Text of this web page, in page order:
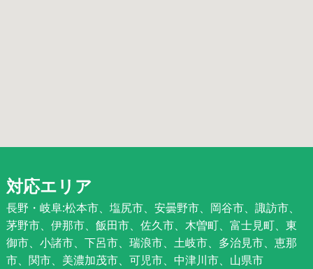
対応エリア
長野・岐阜:松本市、塩尻市、安曇野市、岡谷市、諏訪市、
茅野市、伊那市、飯田市、佐久市、木曽町、富士見町、東
御市、小諸市、下呂市、瑞浪市、土岐市、多治見市、恵那
市、関市、美濃加茂市、可児市、中津川市、山県市